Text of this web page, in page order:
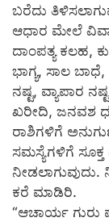
ಬರೆದು
ಆಧಾರ ಮೇಲೆ
ದಾಂಪತ್ಯ ಕಲಹ,
ಭಾಗ್ಯ, ಸಾಲ
ನಷ್ಟ, ವ್ಯಾಪಾರ
ಖರೀದಿ, ಜನವಶ
ರಾಶಿಗಳಿಗೆ
ಸಮಸ್ಯೆಗಳಿಗೆ
ಕರೆ ಮಾಡಿರಿ.
“ಆಚಾರ್ಯ ಗುರು